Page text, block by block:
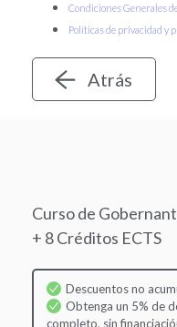
Condiciones Generales
Políticas de privacidad y
Atrás
Curso de
+ 8 Créditos ECTS
Descuentos no
Obtenga un 5% de
completo, sin